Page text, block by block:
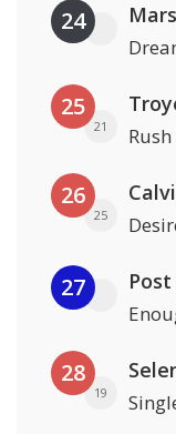
24
25
21 Rush
26
25
27
28
19